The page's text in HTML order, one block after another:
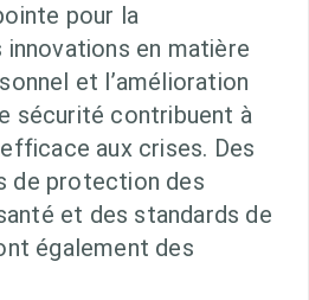
pour la
en matière
et l’amélioration
sécurité contribuent à
aux crises. Des
de protection des
et des standards de
également des